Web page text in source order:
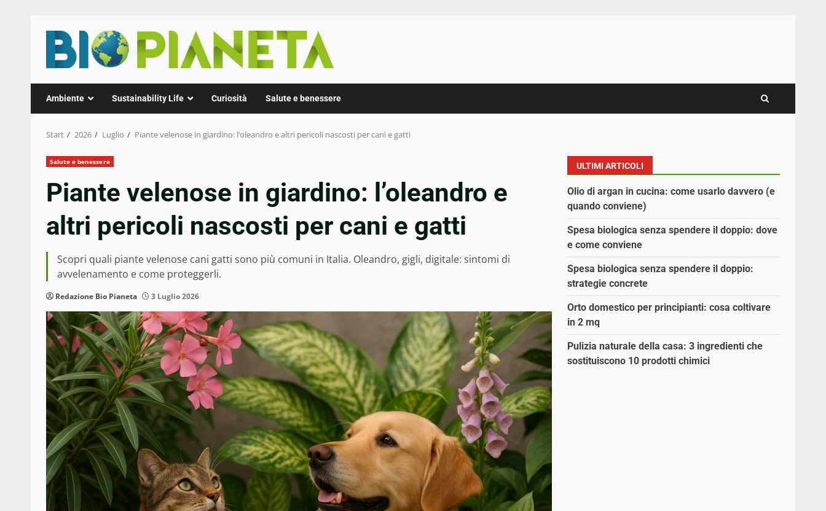
Inhalt
springen
Ambiente Sustainability Life Curiosità Salute e benessere
Start 2026 Luglio Piante velenose in giardino: l’oleandro e altri pericoli nascosti per cani e gatti
Salute e benessere
Piante velenose in giardino: l’oleandro e
altri pericoli nascosti per cani e gatti
Scopri quali piante velenose cani gatti sono più comuni in Italia. Oleandro, gigli, digitale: sintomi di
avvelenamento e come proteggerli.
Redazione Bio Pianeta 3 Luglio 2026
ULTIMI ARTICOLI
Olio di argan in cucina: come usarlo davvero (e
quando conviene)
Spesa biologica senza spendere il doppio: dove
e come conviene
Spesa biologica senza spendere il doppio:
strategie concrete
Orto domestico per principianti: cosa coltivare
in 2 mq
Pulizia naturale della casa: 3 ingredienti che
sostituiscono 10 prodotti chimici